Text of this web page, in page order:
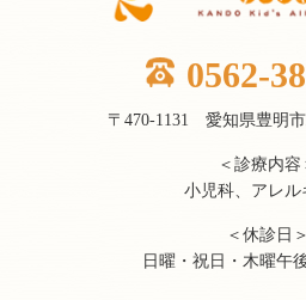
0562-
〒470-1131 愛知県豊明
＜診療内容
小児科、アレル
＜休診日＞
日曜・祝日・木曜午